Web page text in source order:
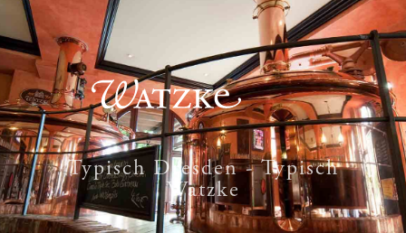
Typisch Dresden - Typisch
Watzke